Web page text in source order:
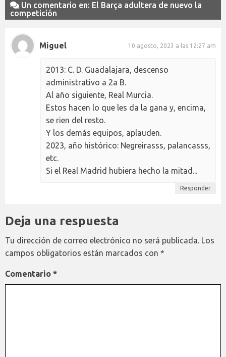
Un comentario en: El Barça adultera de nuevo la
competición
Miguel 10 agosto, 2023 a las 12:27 am
2013: C. D. Guadalajara, descenso
administrativo a 2a B.
Al año siguiente, Real Murcia.
Estos hacen lo que les da la gana y, encima,
se rien del resto.
Y los demás equipos, aplauden.
2023, año histórico: Negreirasss, palancasss,
etc.
Si el Real Madrid hubiera hecho la mitad...
Responder
Deja una respuesta
Tu dirección de correo electrónico no será publicada. Los
campos obligatorios están marcados con *
Comentario *